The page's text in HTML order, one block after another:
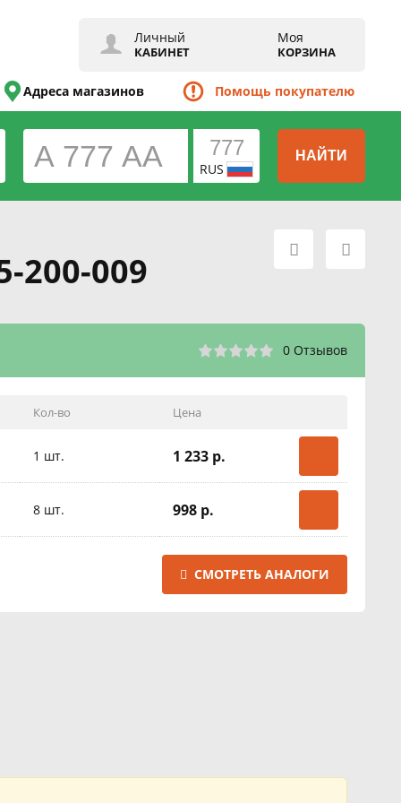
Личный
КАБИНЕТ
Моя
КОРЗИНА
Адреса магазинов Помощь покупателю
RUS
НАЙТИ
200-009
0 Отзывов
Кол-во Цена
1 шт. 1 233 р.
8 шт. 998 р.
СМОТРЕТЬ АНАЛОГИ